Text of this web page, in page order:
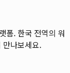
폼. 한국 전역의 워
만나보세요.